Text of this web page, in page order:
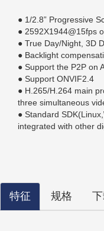
● 1/2.8” Progressive
● 2592X1944@15fps
● True Day/Night, 3D
● Backlight
● Support the P2P on
● Support ONVIF2.4
● H.265/H.264 main
three simultaneous
● Standard
integrated with other
特征 规格